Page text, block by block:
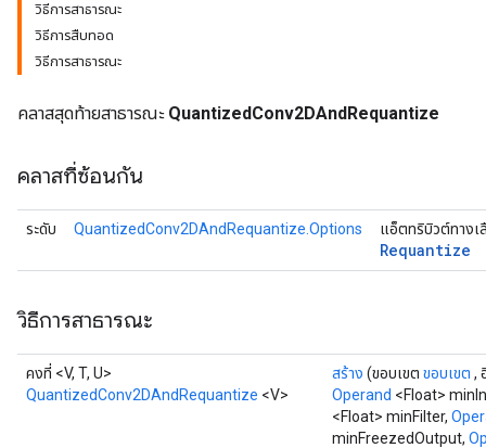
วิธีการสาธารณะ
วิธีการสืบทอด
วิธีการสาธารณะ
คลาสสุดท้ายสาธารณะ QuantizedConv2DAndRequantize
คลาสที่ซ้อนกัน
ระดับ QuantizedConv2DAndRequantize.Options แอ็ตทริบิวต์ทางเ
Requantize
วิธีการสาธารณะ
คงที่ <V, T, U>
QuantizedConv2DAndRequantize <V>
สร้าง (ขอบเขต ขอบเขต ,
Operand <Float>
<Float> minFilter,
minFreezedOutput,